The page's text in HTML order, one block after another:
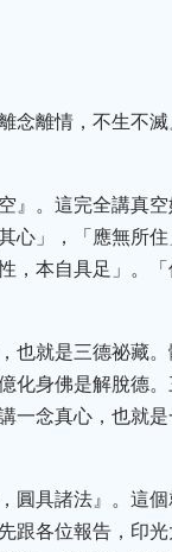
念離情，不生不
』。這完全講真
」，「應無所
，本自具足」。
也就是三德祕藏
化身佛是解脫德
一念真心，也就
具諸法』。這
跟各位報告，印